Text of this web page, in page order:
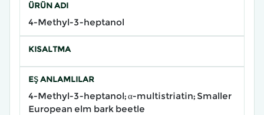
ÜRÜN ADI
4-Methyl-3-heptanol
KISALTMA
EŞ ANLAMLILAR
4-Methyl-3-heptanol; α-multistriatin; Smaller
European elm bark beetle